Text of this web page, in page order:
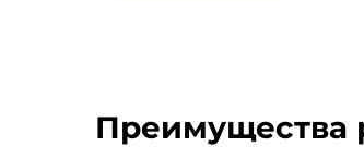
Преимущества